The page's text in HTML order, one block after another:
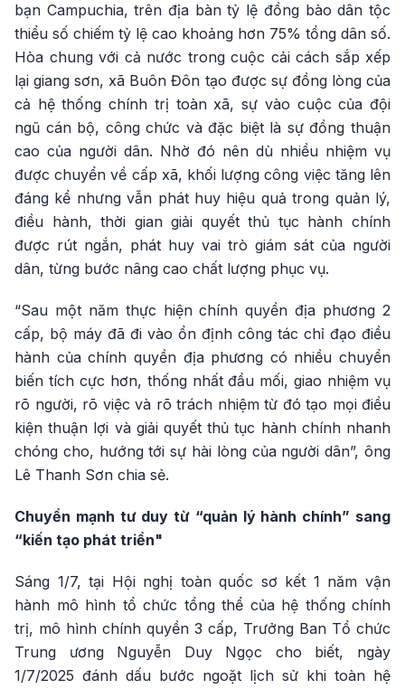
bạn Campuchia, trên địa bàn tỷ lệ đồng bào dân tộc
thiểu số chiếm tỷ lệ cao khoảng hơn 75% tổng dân số.
Hòa chung với cả nước trong cuộc cải cách sắp xếp
lại giang sơn, xã Buôn Đôn tạo được sự đồng lòng của
cả hệ thống chính trị toàn xã, sự vào cuộc của đội
ngũ cán bộ, công chức và đặc biệt là sự đồng thuận
cao của người dân. Nhờ đó nên dù nhiều nhiệm vụ
được chuyển về cấp xã, khối lượng công việc tăng lên
đáng kể nhưng vẫn phát huy hiệu quả trong quản lý,
điều hành, thời gian giải quyết thủ tục hành chính
được rút ngắn, phát huy vai trò giám sát của người
dân, từng bước nâng cao chất lượng phục vụ.
“Sau một năm thực hiện chính quyền địa phương 2
cấp, bộ máy đã đi vào ổn định công tác chỉ đạo điều
hành của chính quyền địa phương có nhiều chuyển
biến tích cực hơn, thống nhất đầu mối, giao nhiệm vụ
rõ người, rõ việc và rõ trách nhiệm từ đó tạo mọi điều
kiện thuận lợi và giải quyết thủ tục hành chính nhanh
chóng cho, hướng tới sự hài lòng của người dân”, ông
Lê Thanh Sơn chia sẻ.
Chuyển mạnh tư duy từ “quản lý hành chính” sang
“kiến tạo phát triển"
Sáng 1/7, tại Hội nghị toàn quốc sơ kết 1 năm vận
hành mô hình tổ chức tổng thể của hệ thống chính
trị, mô hình chính quyền 3 cấp, Trưởng Ban Tổ chức
Trung ương Nguyễn Duy Ngọc cho biết, ngày
1/7/2025 đánh dấu bước ngoặt lịch sử khi toàn hệ